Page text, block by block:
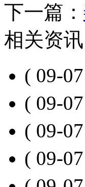
下一篇：
相关资讯
( 09-
( 09-
( 09-
( 09-